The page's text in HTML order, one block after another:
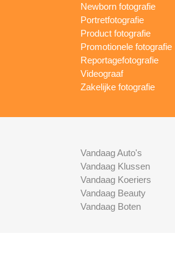
Newborn fotografie
Portretfotografie
Product fotografie
Promotionele fotografie
Reportagefotografie
Videograaf
Zakelijke fotografie
Vandaag Auto's
Vandaag Klussen
Vandaag Koeriers
Vandaag Beauty
Vandaag Boten